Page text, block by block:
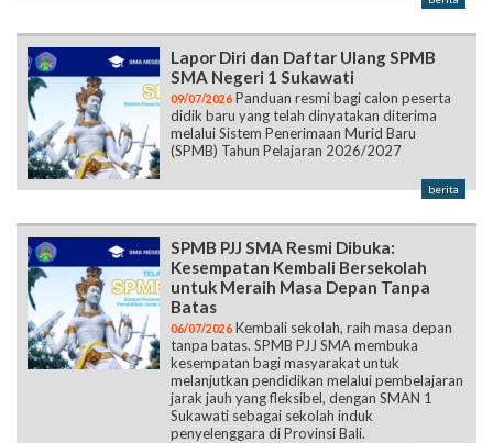
Lapor Diri dan Daftar Ulang SPMB
SMA Negeri 1 Sukawati
09/07/2026 Panduan resmi bagi calon peserta
didik baru yang telah dinyatakan diterima
melalui Sistem Penerimaan Murid Baru
(SPMB) Tahun Pelajaran 2026/2027
berita
SPMB PJJ SMA Resmi Dibuka:
Kesempatan Kembali Bersekolah
untuk Meraih Masa Depan Tanpa
Batas
06/07/2026 Kembali sekolah, raih masa depan
tanpa batas. SPMB PJJ SMA membuka
kesempatan bagi masyarakat untuk
melanjutkan pendidikan melalui pembelajaran
jarak jauh yang fleksibel, dengan SMAN 1
Sukawati sebagai sekolah induk
penyelenggara di Provinsi Bali.